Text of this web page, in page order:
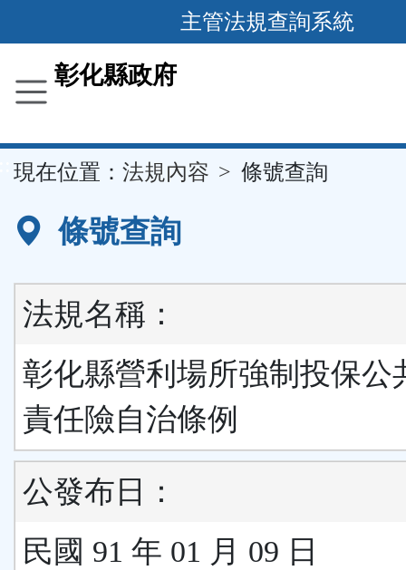
到
要
容
區
主管法規查詢系統
彰化縣政府
現在位置： 法規內容 條號查詢
條號查詢
法規名稱：
彰化縣營利場所強制投保公
責任險自治條例
公發布日：
民國 91 年 01 月 09 日